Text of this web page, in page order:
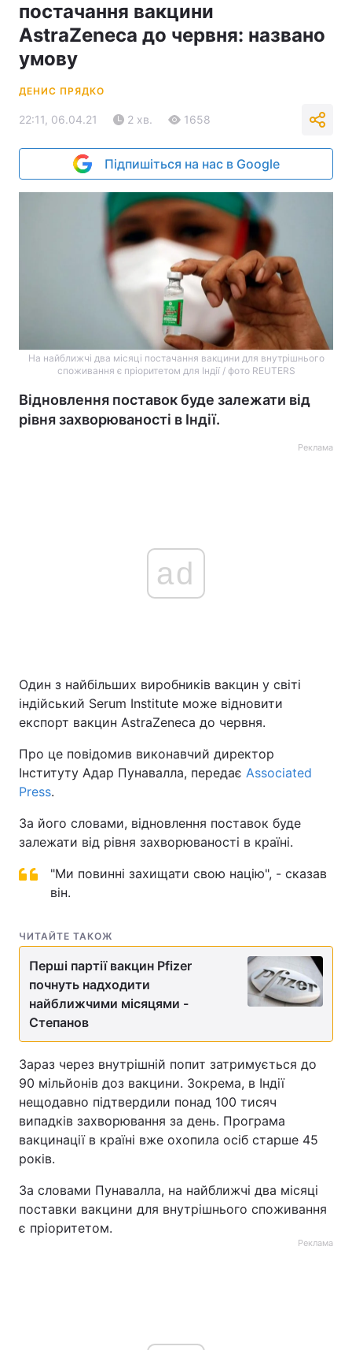
постачання вакцини
AstraZeneca до червня: названо
умову
ДЕНИС ПРЯДКО
22:11, 06.04.21 2 хв. 1658
Підпишіться на нас в Google
На найближчі два місяці постачання вакцини для внутрішнього
споживання є пріоритетом для Індії / фото REUTERS
Відновлення поставок буде залежати від
рівня захворюваності в Індії.
Реклама
ad
Один з найбільших виробників вакцин у світі
індійський Serum Institute може відновити
експорт вакцин AstraZeneca до червня.
Про це повідомив виконавчий директор
Інституту Адар Пунавалла, передає Associated
Press.
За його словами, відновлення поставок буде
залежати від рівня захворюваності в країні.
"Ми повинні захищати свою націю", - сказав
він.
ЧИТАЙТЕ ТАКОЖ
Перші партії вакцин Pfizer
почнуть надходити
найближчими місяцями -
Степанов
Зараз через внутрішній попит затримується до
90 мільйонів доз вакцини. Зокрема, в Індії
нещодавно підтвердили понад 100 тисяч
випадків захворювання за день. Програма
вакцинації в країні вже охопила осіб старше 45
років.
За словами Пунавалла, на найближчі два місяці
поставки вакцини для внутрішнього споживання
є пріоритетом.
Реклама